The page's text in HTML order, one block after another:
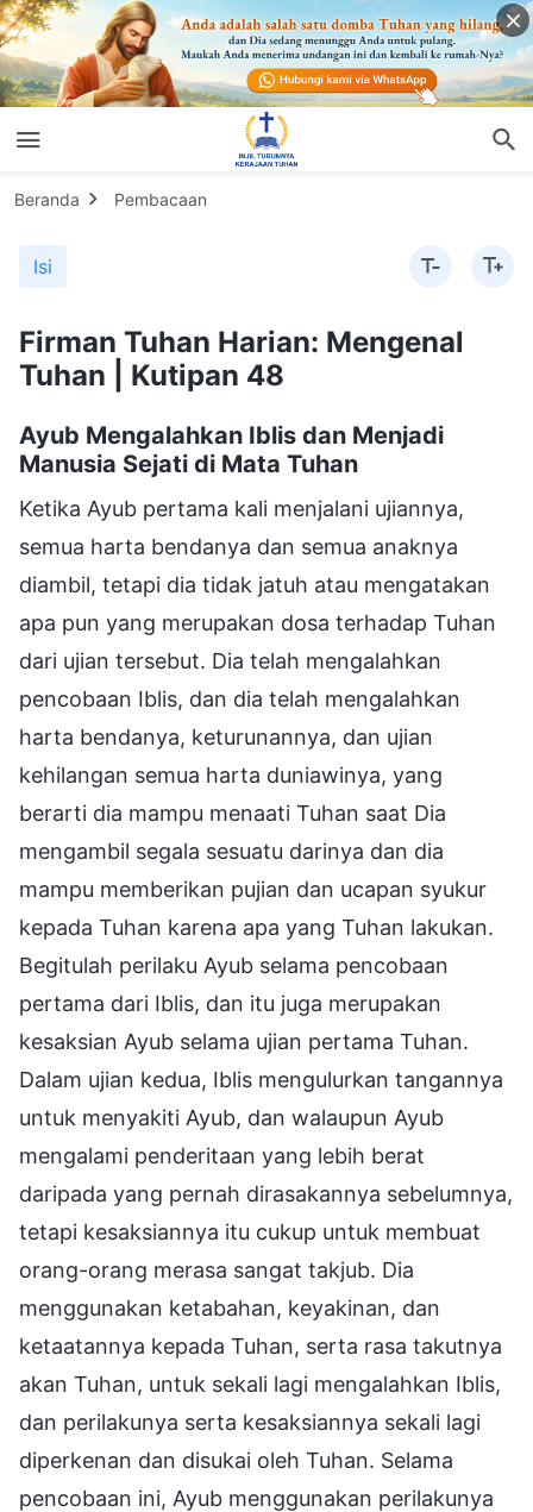
Beranda Pembacaan
Isi
Firman Tuhan Harian: Mengenal
Tuhan | Kutipan 48
Ayub Mengalahkan Iblis dan Menjadi
Manusia Sejati di Mata Tuhan
Ketika Ayub pertama kali menjalani ujiannya,
semua harta bendanya dan semua anaknya
diambil, tetapi dia tidak jatuh atau mengatakan
apa pun yang merupakan dosa terhadap Tuhan
dari ujian tersebut. Dia telah mengalahkan
pencobaan Iblis, dan dia telah mengalahkan
harta bendanya, keturunannya, dan ujian
kehilangan semua harta duniawinya, yang
berarti dia mampu menaati Tuhan saat Dia
mengambil segala sesuatu darinya dan dia
mampu memberikan pujian dan ucapan syukur
kepada Tuhan karena apa yang Tuhan lakukan.
Begitulah perilaku Ayub selama pencobaan
pertama dari Iblis, dan itu juga merupakan
kesaksian Ayub selama ujian pertama Tuhan.
Dalam ujian kedua, Iblis mengulurkan tangannya
untuk menyakiti Ayub, dan walaupun Ayub
mengalami penderitaan yang lebih berat
daripada yang pernah dirasakannya sebelumnya,
tetapi kesaksiannya itu cukup untuk membuat
orang-orang merasa sangat takjub. Dia
menggunakan ketabahan, keyakinan, dan
ketaatannya kepada Tuhan, serta rasa takutnya
akan Tuhan, untuk sekali lagi mengalahkan Iblis,
dan perilakunya serta kesaksiannya sekali lagi
diperkenan dan disukai oleh Tuhan. Selama
pencobaan ini, Ayub menggunakan perilakunya